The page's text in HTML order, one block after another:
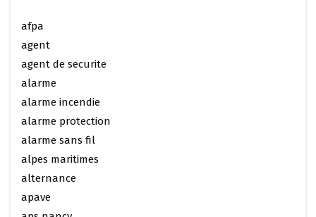
afpa
agent
agent de securite
alarme
alarme incendie
alarme protection
alarme sans fil
alpes maritimes
alternance
apave